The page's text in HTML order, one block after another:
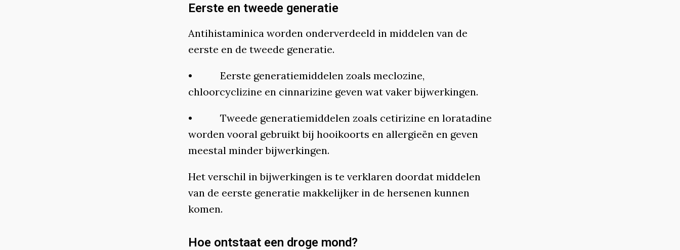
Eerste en tweede generatie
Antihistaminica worden onderverdeeld in middelen van de
eerste en de tweede generatie.
• Eerste generatiemiddelen zoals meclozine,
chloorcyclizine en cinnarizine geven wat vaker bijwerkingen.
• Tweede generatiemiddelen zoals cetirizine en loratadine
worden vooral gebruikt bij hooikoorts en allergieën en geven
meestal minder bijwerkingen.
Het verschil in bijwerkingen is te verklaren doordat middelen
van de eerste generatie makkelijker in de hersenen kunnen
komen.
Hoe ontstaat een droge mond?